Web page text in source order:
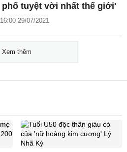
phố tuyệt vời nhất thế giới'
16:00 29/07/2021
Xem thêm